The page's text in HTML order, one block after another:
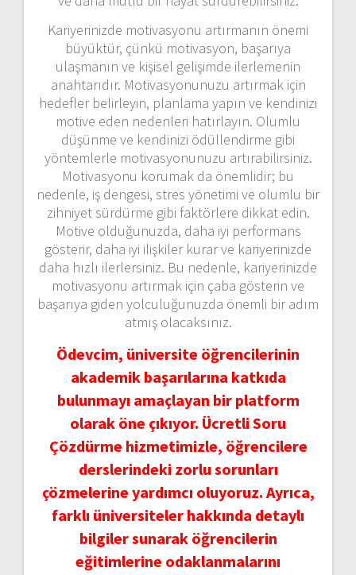
Kariyerinizde motivasyonu artırmanın önemi
büyüktür, çünkü motivasyon, başarıya
ulaşmanın ve kişisel gelişimde ilerlemenin
anahtarıdır. Motivasyonunuzu artırmak için
hedefler belirleyin, planlama yapın ve kendinizi
motive eden nedenleri hatırlayın. Olumlu
düşünme ve kendinizi ödüllendirme gibi
yöntemlerle motivasyonunuzu artırabilirsiniz.
Motivasyonu korumak da önemlidir; bu
nedenle, iş dengesi, stres yönetimi ve olumlu bir
zihniyet sürdürme gibi faktörlere dikkat edin.
Motive olduğunuzda, daha iyi performans
gösterir, daha iyi ilişkiler kurar ve kariyerinizde
daha hızlı ilerlersiniz. Bu nedenle, kariyerinizde
motivasyonu artırmak için çaba gösterin ve
başarıya giden yolculuğunuzda önemli bir adım
atmış olacaksınız.
Ödevcim, üniversite öğrencilerinin
akademik başarılarına katkıda
bulunmayı amaçlayan bir platform
olarak öne çıkıyor. Ücretli Soru
Çözdürme hizmetimizle, öğrencilere
derslerindeki zorlu sorunları
çözmelerine yardımcı oluyoruz. Ayrıca,
farklı üniversiteler hakkında detaylı
bilgiler sunarak öğrencilerin
eğitimlerine odaklanmalarını